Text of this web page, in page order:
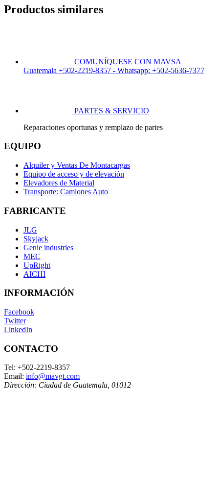
Productos similares
COMUNÍQUESE CON MAVSA
Guatemala +502-2219-8357 - Whatsapp: +502-5636-7377
PARTES & SERVICIO
Reparaciones oportunas y remplazo de partes
EQUIPO
Alquiler y Ventas De Montacargas
Equipo de acceso y de elevación
Elevadores de Material
Transporte: Camiones Auto
FABRICANTE
JLG
Skyjack
Genie industries
MEC
UpRight
AICHI
INFORMACIÓN
Facebook
Twitter
LinkedIn
CONTACTO
Tel: +502-2219-8357
Email: info@mavgt.com
Dirección: Ciudad de Guatemala 01012